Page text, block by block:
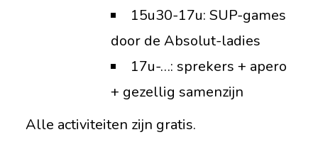
15u30-17u: SUP-games
door de Absolut-ladies
17u-…: sprekers + apero
+ gezellig samenzijn
Alle activiteiten zijn gratis.